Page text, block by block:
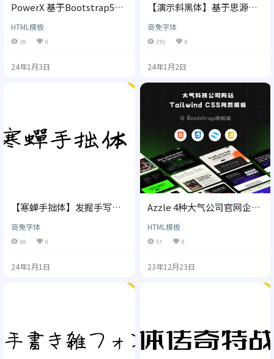
PowerX 基于Bootstrap5管
HTML模板
38 0
24年1月3日
【演示斜黑体】基于思源黑
商免字体
292 0
24年1月2日
【寒蝉手拙体】发掘手写字
商免字体
88 0
24年1月1日
Azzle 4种大气公司官网企业
HTML模板
51 0
23年12月23日